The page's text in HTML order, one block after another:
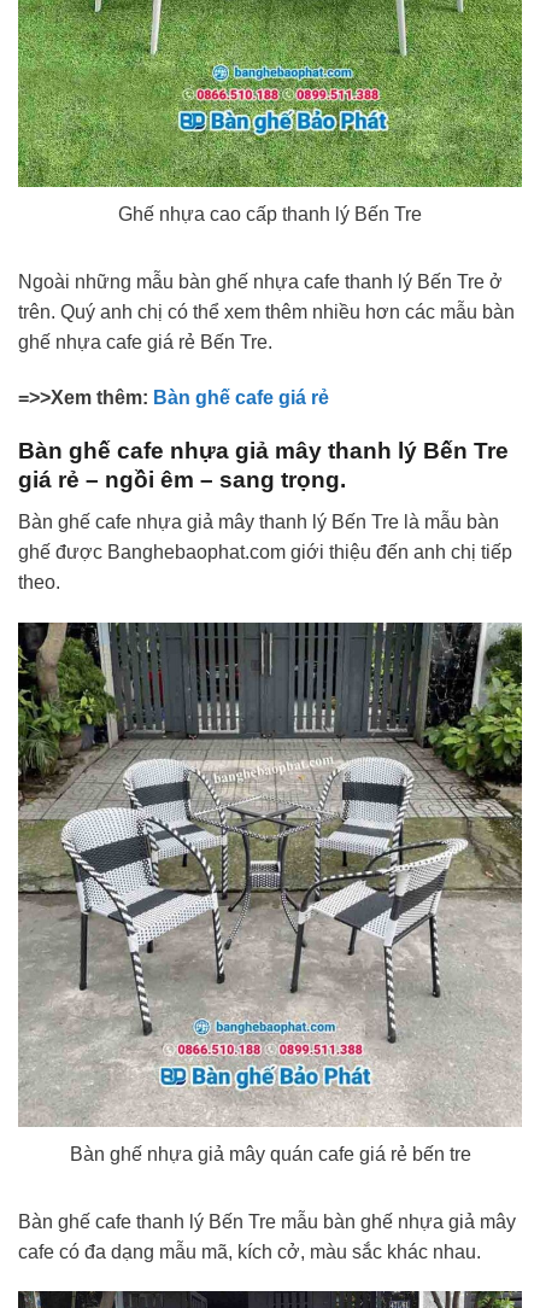
Ghế nhựa cao cấp thanh lý Bến Tre
Ngoài những mẫu bàn ghế nhựa cafe thanh lý Bến Tre ở
trên. Quý anh chị có thể xem thêm nhiều hơn các mẫu bàn
ghế nhựa cafe giá rẻ Bến Tre.
=>>Xem thêm: Bàn ghế cafe giá rẻ
Bàn ghế cafe nhựa giả mây thanh lý Bến Tre
giá rẻ – ngồi êm – sang trọng.
Bàn ghế cafe nhựa giả mây thanh lý Bến Tre là mẫu bàn
ghế được Banghebaophat.com giới thiệu đến anh chị tiếp
theo.
Bàn ghế nhựa giả mây quán cafe giá rẻ bến tre
Bàn ghế cafe thanh lý Bến Tre mẫu bàn ghế nhựa giả mây
cafe có đa dạng mẫu mã, kích cở, màu sắc khác nhau.